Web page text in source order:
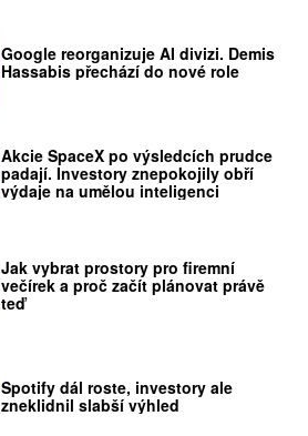
Google reorganizuje AI divizi. Demis
Hassabis přechází do nové role
Akcie SpaceX po výsledcích prudce
padají. Investory znepokojily obří
výdaje na umělou inteligenci
Jak vybrat prostory pro firemní
večírek a proč začít plánovat právě
teď
Spotify dál roste, investory ale
zneklidnil slabší výhled